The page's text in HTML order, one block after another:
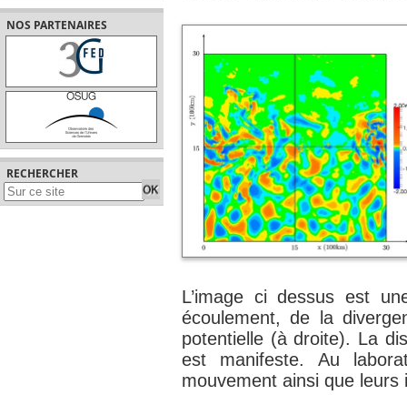
NOS PARTENAIRES
RECHERCHER
L’image ci dessus est
écoulement, de la
potentielle (à droite). La
est manifeste. Au
mouvement ainsi que